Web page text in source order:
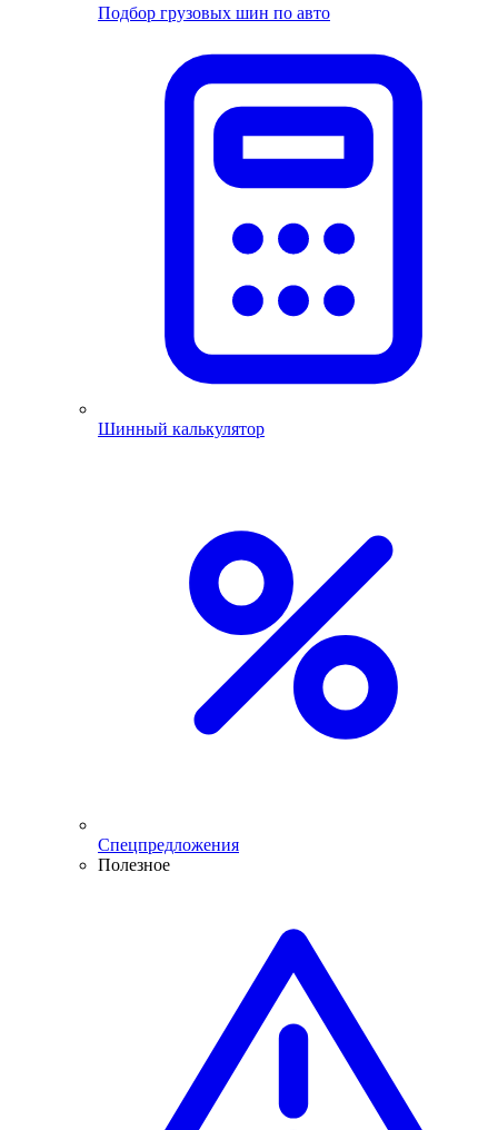
Подбор грузовых шин по авто
Шинный калькулятор
Спецпредложения
Полезное